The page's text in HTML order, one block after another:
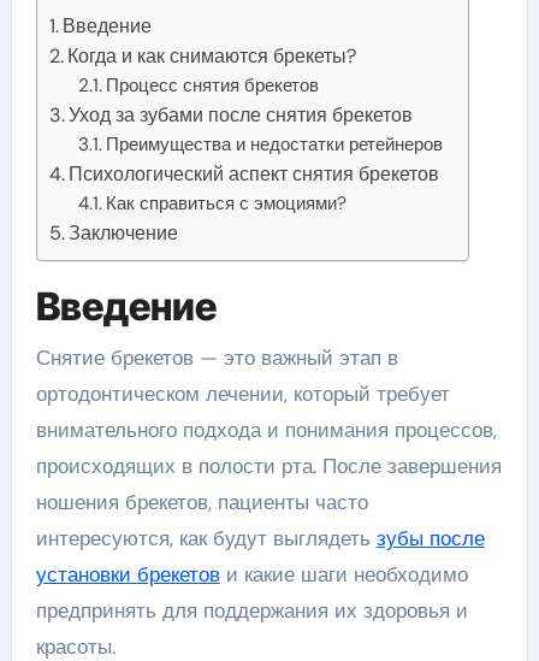
Введение
Когда и как снимаются брекеты?
Процесс снятия брекетов
Уход за зубами после снятия брекетов
Преимущества и недостатки ретейнеров
Психологический аспект снятия брекетов
Как справиться с эмоциями?
Заключение
Введение
Снятие брекетов — это важный этап в
ортодонтическом лечении, который требует
внимательного подхода и понимания процессов,
происходящих в полости рта. После завершения
ношения брекетов, пациенты часто
интересуются, как будут выглядеть зубы после
установки брекетови какие шаги необходимо
предпринять для поддержания их здоровья и
красоты.